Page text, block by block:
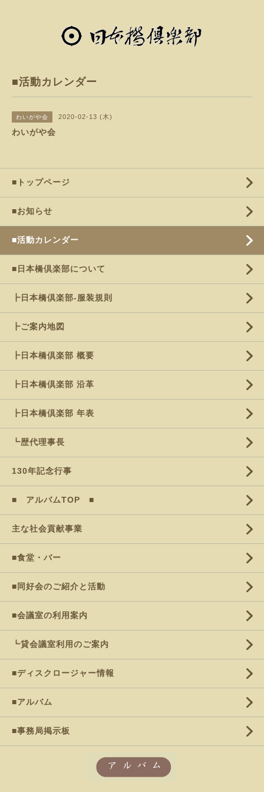
■活動カレンダー
わいがや会 2020-02-13 (木)
わいがや会
■トップページ
■お知らせ
■活動カレンダー
■日本橋倶楽部について
┣日本橋倶楽部-服装規則
┣ご案内地図
┣日本橋倶楽部 概要
┣日本橋倶楽部 沿革
┣日本橋倶楽部 年表
┗歴代理事長
130年記念行事
■ アルバムTOP ■
主な社会貢献事業
■食堂・バー
■同好会のご紹介と活動
■会議室の利用案内
┗貸会議室利用のご案内
■ディスクロージャー情報
■アルバム
■事務局掲示板